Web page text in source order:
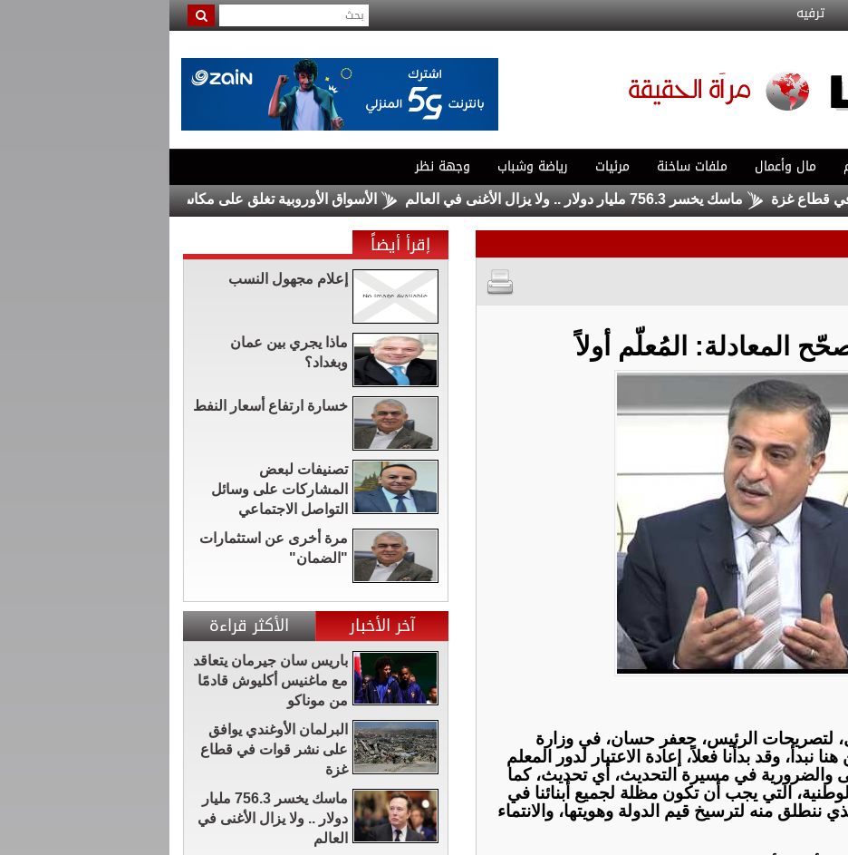
ترفيه
مال وأعمال ملفات ساخنة مرئيات رياضة وشباب وجهة نظر
غزة ماسك يخسر 756.3 مليار دولار .. ولا يزال الأغنى في العالم الأسواق الأوروبية تغلق على مكاسب محدودة
المعادلة: المُعلّم أولاً
لتصريحات الرئيس، جعفر حسان، في وزارة
نبدأ، وقد بدأنا فعلاً، إعادة الاعتبار لدور المعلم
والضرورية في مسيرة التحديث، أي تحديث، كما
الوطنية، التي يجب أن تكون مظلة لجميع أبنائنا في
منه لترسيخ قيم الدولة وهويتها، والانتماء
إقرأ أيضاً
إعلام مجهول النسب
ماذا يجري بين عمان
وبغداد؟
خسارة ارتفاع أسعار النفط
تصنيفات لبعض
المشاركات على وسائل
التواصل الاجتماعي
مرة أخرى عن استثمارات
"الضمان"
آخر الأخبار الأكثر قراءة
باريس سان جيرمان يتعاقد
مع ماغنيس أكليوش قادمًا
من موناكو
البرلمان الأوغندي يوافق
على نشر قوات في قطاع
غزة
ماسك يخسر 756.3 مليار
دولار .. ولا يزال الأغنى في
العالم